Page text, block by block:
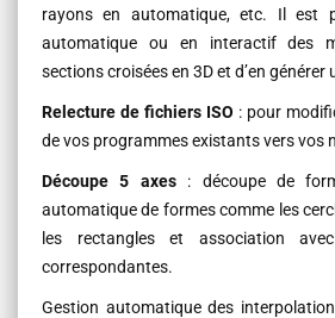
rayons en automatique, etc. Il est
automatique ou en interactif des
sections croisées en 3D et d’en générer
Relecture de fichiers ISO : pour
de vos programmes existants vers vos
Découpe 5 axes: découpe de
automatique de formes comme les
les rectangles et association
correspondantes.
Gestion automatique des